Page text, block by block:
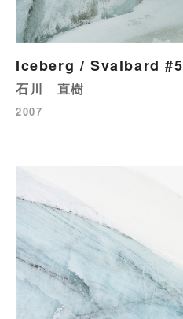
Iceberg / Svalbard #5
石川 直樹
2007